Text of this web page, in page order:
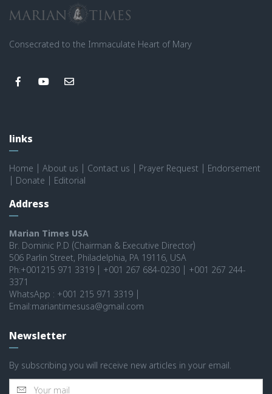
Consecrated to the Immaculate Heart of Mary
links
Home About us Contact us Prayer Request
Endorsement
Donate Editorial
Address
Marian Times USA
Br. Dominic P.D (Chairman & Executive Director)
506 Parlin Street, Philadelphia, PA 19116, USA
Ph:+001215 971 3319 | +001 267 684-0230 | +001 267 244-
3371
WhatsApp : +001 215 971 3319 |
Email:mariantimesusa@gmail.com
Newsletter
By subscribing you will receive new articles in your email.